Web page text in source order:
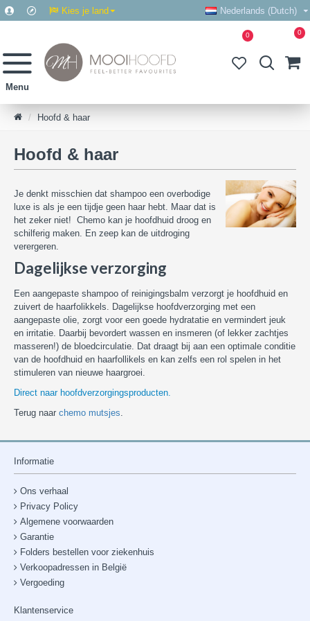
Kies je land Nederlands (Dutch)
0 0
Hoofd & haar
Hoofd & haar
Je denkt misschien dat shampoo een overbodige
luxe is als je een tijdje geen haar hebt. Maar dat is
het zeker niet! Chemo kan je hoofdhuid droog en
schilferig maken. En zeep kan de uitdroging
verergeren.
Dagelijkse verzorging
Een aangepaste shampoo of reinigingsbalm verzorgt je hoofdhuid en
zuivert de haarfolikkels. Dagelijkse hoofdverzorging met een
aangepaste olie, zorgt voor een goede hydratatie en vermindert jeuk
en irritatie. Daarbij bevordert wassen en insmeren (of lekker zachtjes
masseren!) de bloedcirculatie. Dat draagt bij aan een optimale conditie
van de hoofdhuid en haarfollikels en kan zelfs een rol spelen in het
stimuleren van nieuwe haargroei.
Direct naar hoofdverzorgingsproducten.
Terug naar chemo mutsjes.
Informatie
Ons verhaal
Privacy Policy
Algemene voorwaarden
Garantie
Folders bestellen voor ziekenhuis
Verkoopadressen in België
Vergoeding
Klantenservice